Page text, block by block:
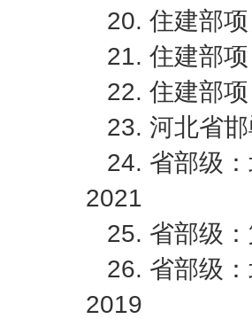
20. 住建部
21. 住建部
22. 住建部
23. 河北省
24. 省部级
2021
25. 省部级
26. 省部级
2019